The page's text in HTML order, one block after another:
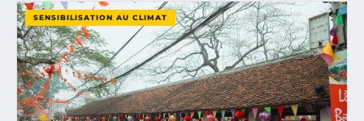
SENSIBILISATION AU CLIMAT